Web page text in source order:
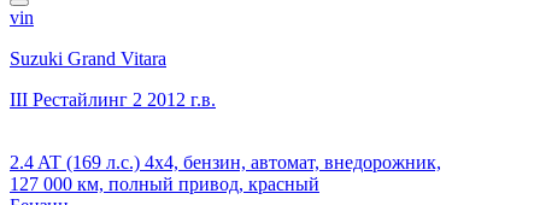
vin
Suzuki Grand Vitara
III Рестайлинг 2 2012 г.в.
2.4 AT (169 л.с.) 4x4, бензин, автомат, внедорожник,
127 000 км, полный привод, красный